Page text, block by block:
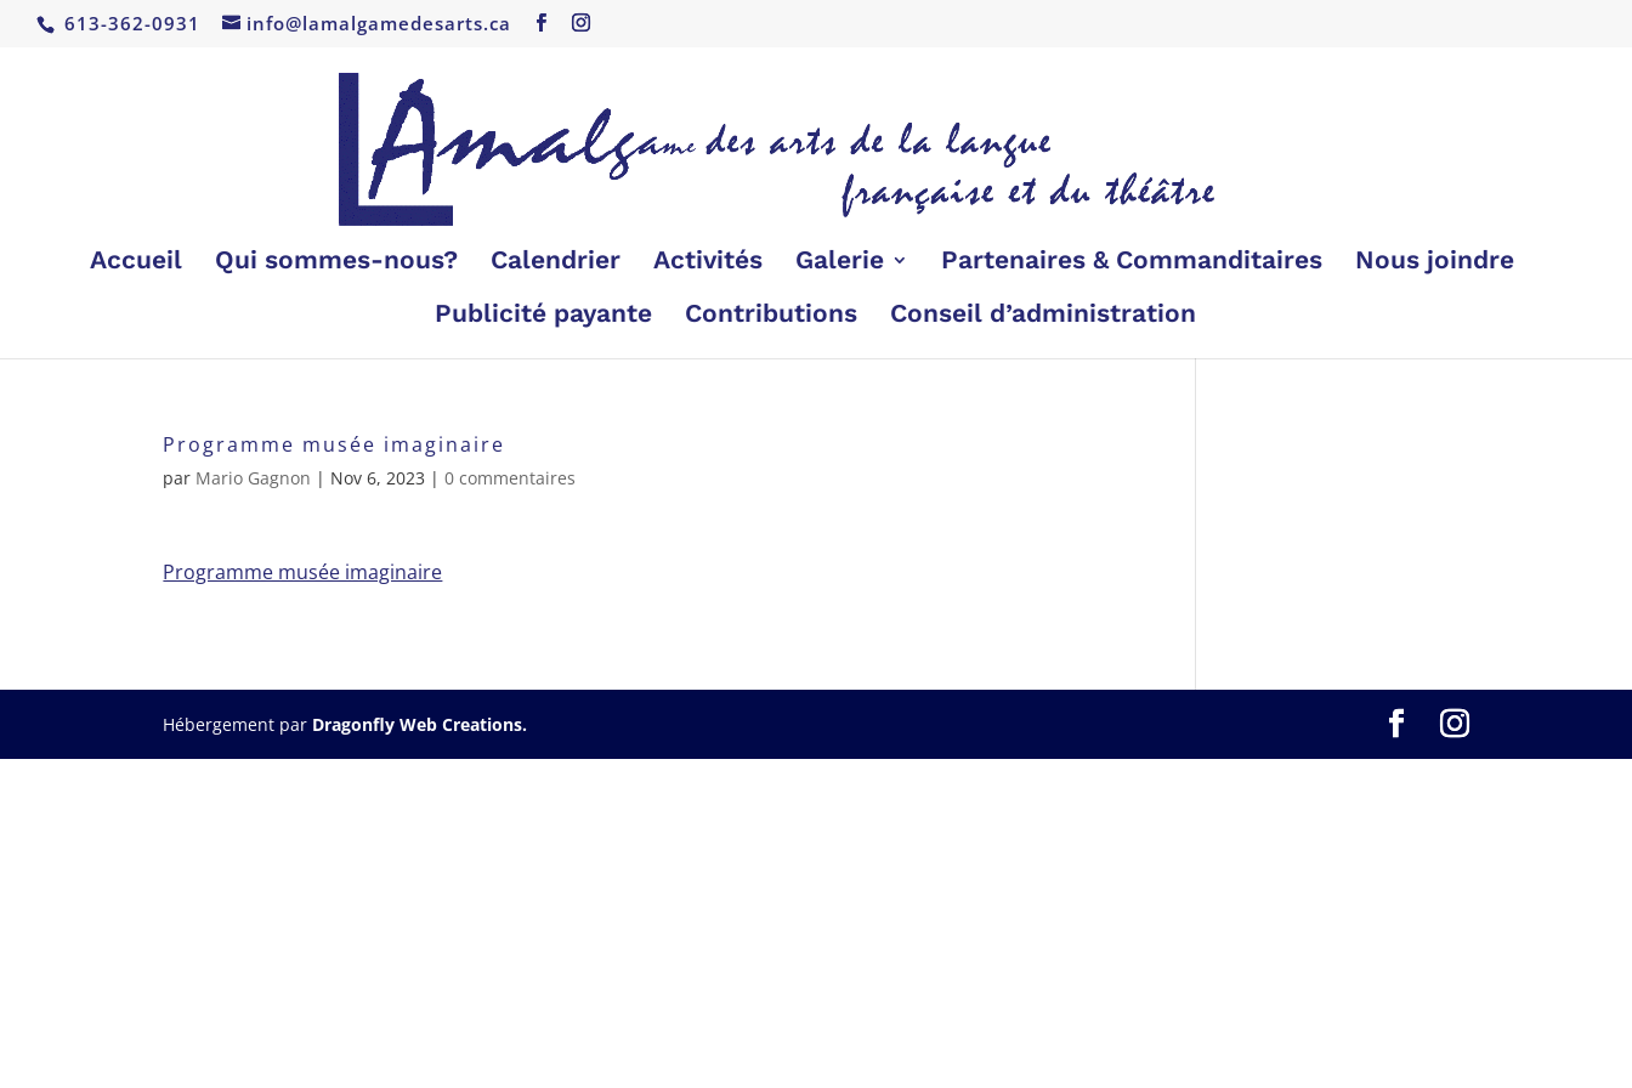
613-362-0931 info@lamalgamedesarts.ca
Accueil Qui sommes-nous? Calendrier Activités Galerie Partenaires & Commanditaires
Nous joindre
Publicité payante
Contributions Conseil d’administration
Programme musée imaginaire
par Mario Gagnon | Nov 6, 2023 |0 commentaires
Programme musée imaginaire
Hébergement par Dragonfly Web Creations.